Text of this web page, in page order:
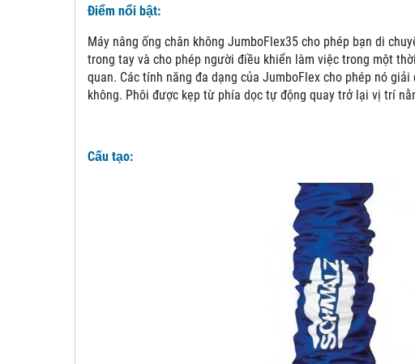
Điểm nổi bật:
Máy nâng ống chân không JumboFlex35 cho phép bạn di
trong tay và cho phép người điều khiển làm việc trong một
quan. Các tính năng đa dạng của JumboFlex cho phép nó
không. Phôi được kẹp từ phía dọc tự động quay trở lại vị trí
Cấu tạo: